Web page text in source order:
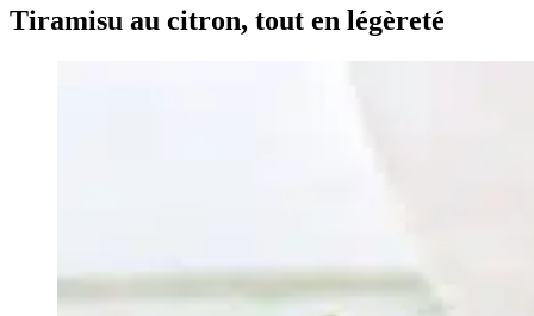
Tiramisu au citron, tout en légèreté